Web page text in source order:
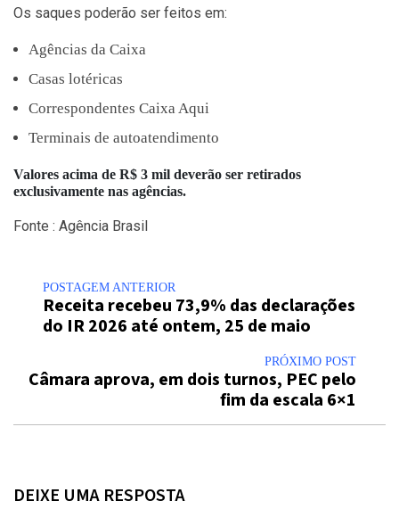
Os saques poderão ser feitos em:
Agências da Caixa
Casas lotéricas
Correspondentes Caixa Aqui
Terminais de autoatendimento
Valores acima de R$ 3 mil deverão ser retirados
exclusivamente nas agências.
Fonte : Agência Brasil
POSTAGEM ANTERIOR
Receita recebeu 73,9% das declarações
do IR 2026 até ontem, 25 de maio
PRÓXIMO POST
Câmara aprova, em dois turnos, PEC pelo
fim da escala 6×1
DEIXE UMA RESPOSTA